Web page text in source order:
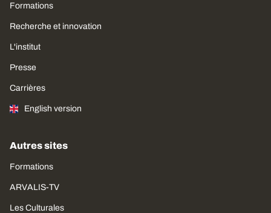
Formations
Recherche et innovation
L'institut
Presse
Carrières
English version
Autres sites
Formations
ARVALIS-TV
Les Culturales